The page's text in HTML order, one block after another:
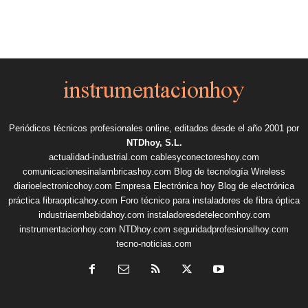
Periódicos técnicos profesionales online, editados desde el año 2001 por
NTDhoy, S.L.
actualidad-industrial.com cablesyconectoreshoy.com
comunicacionesinalambricashoy.com Blog de tecnología Wireless
diarioelectronicohoy.com Empresa Electrónica hoy Blog de electrónica
práctica fibraopticahoy.com Foro técnico para instaladores de fibra óptica
industriaembebidahoy.com instaladoresdetelecomhoy.com
instrumentacionhoy.com NTDhoy.com seguridadprofesionalhoy.com
tecno-noticias.com